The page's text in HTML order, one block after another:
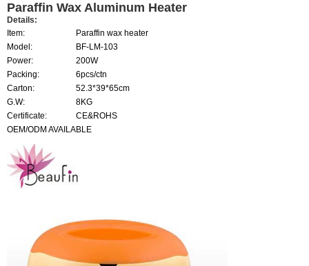
Paraffin Wax Aluminum Heater
Details:
Item:
Paraffin wax heater
Model:
BF-LM-103
Power:
200W
Packing:
6pcs/ctn
Carton:
52.3*39*65cm
G.W:
8KG
Certificate:
CE&ROHS
OEM/ODM AVAILABLE